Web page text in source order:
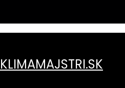
KLIMAMAJSTRI.SK